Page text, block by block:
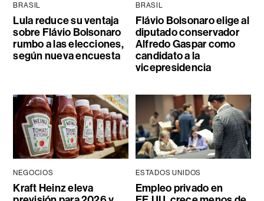
BRASIL
Lula reduce su ventaja
sobre Flávio Bolsonaro
rumbo a las elecciones,
según nueva encuesta
BRASIL
Flávio Bolsonaro elige al
diputado conservador
Alfredo Gaspar como
candidato a la
vicepresidencia
NEGOCIOS
Kraft Heinz eleva
ESTADOS UNIDOS
Empleo privado en